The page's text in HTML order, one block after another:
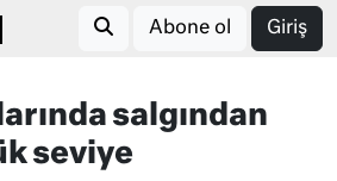
Abone ol Giriş
salgından
seviye